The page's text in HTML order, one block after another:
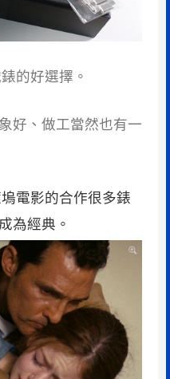
的好選擇。
好、做工當然也有一
電影的合作很多錶
為經典。